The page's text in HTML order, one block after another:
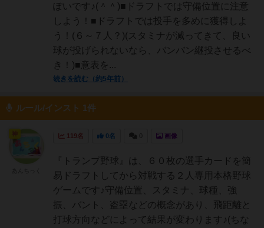
ぽいです♪(＾＾)■ドラフトでは守備位置に注意
しよう！■ドラフトでは投手を多めに獲得しよ
う！(６～７人？)(スタミナが減ってきて、良い
球が投げられないなら、バンバン継投させるべ
き！)■意表を...
続きを読む（約5年前）
ルール/インスト 1件
119名 0名 画像
『トランプ野球』は、６０枚の選手カードを簡
易ドラフトしてから対戦する２人専用本格野球
ゲームです♪守備位置、スタミナ、球種、強
振、バント、盗塁などの概念があり、飛距離と
打球方向などによって結果が変わります♪(ちな
神